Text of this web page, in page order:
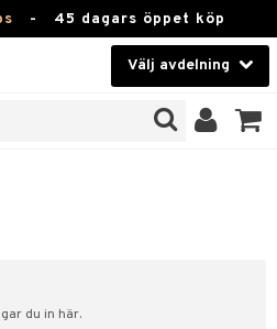
- 45 dagars öppet köp
Välj avdelning
du in här.